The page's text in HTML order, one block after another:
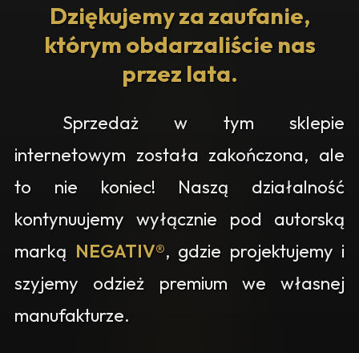
Dziękujemy za zaufanie,
którym obdarzaliście nas
przez lata.
Sprzedaż w tym sklepie
internetowym została zakończona, ale
to nie koniec! Naszą działalność
kontynuujemy wyłącznie pod autorską
marką NEGATIV®, gdzie projektujemy i
szyjemy odzież premium we własnej
manufakturze.